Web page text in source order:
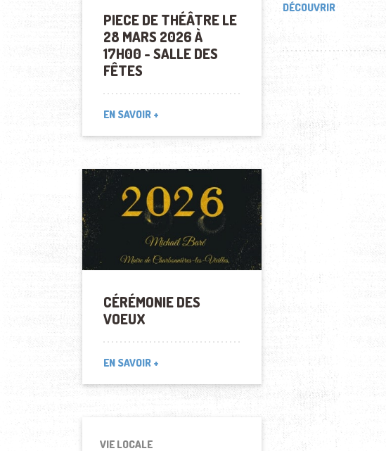
DÉCOUVRIR
PIECE DE THÉÂTRE LE
28 MARS 2026 À
17H00 - SALLE DES
FÊTES
EN SAVOIR +
CÉRÉMONIE DES
VOEUX
EN SAVOIR +
VIE LOCALE